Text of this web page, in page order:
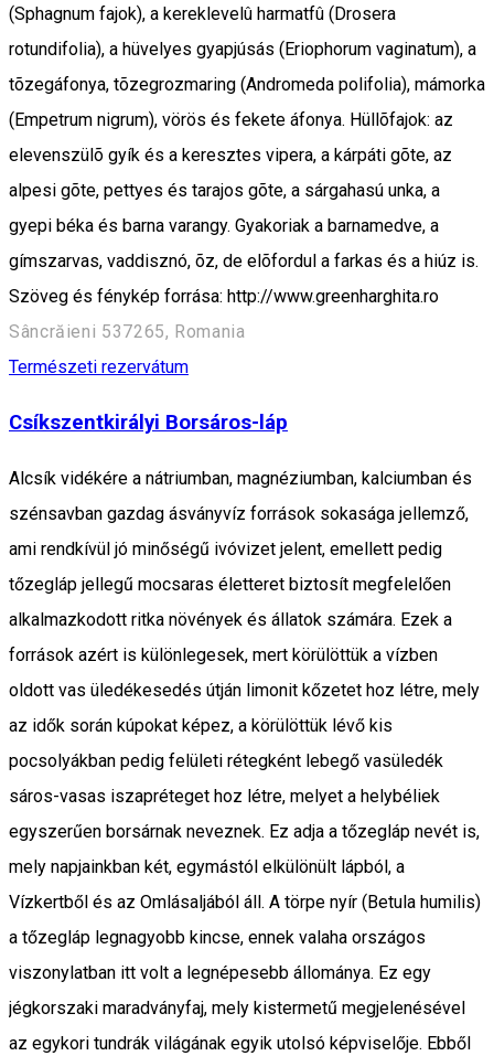
(Sphagnum fajok), a kereklevelû harmatfû (Drosera
rotundifolia), a hüvelyes gyapjúsás (Eriophorum vaginatum), a
tõzegáfonya, tõzegrozmaring (Andromeda polifolia), mámorka
(Empetrum nigrum), vörös és fekete áfonya. Hüllõfajok: az
elevenszülõ gyík és a keresztes vipera, a kárpáti gõte, az
alpesi gõte, pettyes és tarajos gõte, a sárgahasú unka, a
gyepi béka és barna varangy. Gyakoriak a barnamedve, a
gímszarvas, vaddisznó, õz, de elõfordul a farkas és a hiúz is.
Szöveg és fénykép forrása: http://www.greenharghita.ro
Sâncrăieni 537265, Romania
Természeti rezervátum
Csíkszentkirályi Borsáros-láp
Alcsík vidékére a nátriumban, magnéziumban, kalciumban és
szénsavban gazdag ásványvíz források sokasága jellemző,
ami rendkívül jó minőségű ivóvizet jelent, emellett pedig
tőzegláp jellegű mocsaras életteret biztosít megfelelően
alkalmazkodott ritka növények és állatok számára. Ezek a
források azért is különlegesek, mert körülöttük a vízben
oldott vas üledékesedés útján limonit kőzetet hoz létre, mely
az idők során kúpokat képez, a körülöttük lévő kis
pocsolyákban pedig felületi rétegként lebegő vasüledék
sáros-vasas iszapréteget hoz létre, melyet a helybéliek
egyszerűen borsárnak neveznek. Ez adja a tőzegláp nevét is,
mely napjainkban két, egymástól elkülönült lápból, a
Vízkertből és az Omlásaljából áll. A törpe nyír (Betula humilis)
a tőzegláp legnagyobb kincse, ennek valaha országos
viszonylatban itt volt a legnépesebb állománya. Ez egy
jégkorszaki maradványfaj, mely kistermetű megjelenésével
az egykori tundrák világának egyik utolsó képviselője. Ebből